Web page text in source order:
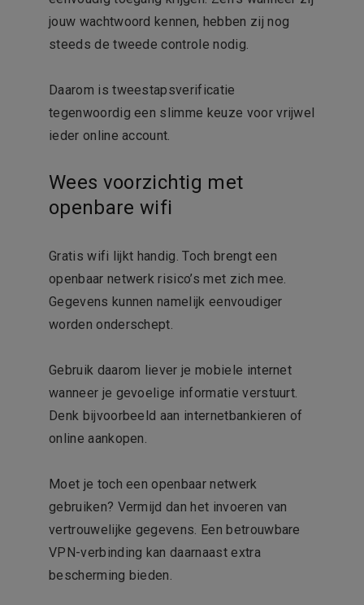
jouw wachtwoord kennen, hebben zij nog
steeds de tweede controle nodig.
Daarom is tweestapsverificatie
tegenwoordig een slimme keuze voor vrijwel
ieder online account.
Wees voorzichtig met
openbare wifi
Gratis wifi lijkt handig. Toch brengt een
openbaar netwerk risico’s met zich mee.
Gegevens kunnen namelijk eenvoudiger
worden onderschept.
Gebruik daarom liever je mobiele internet
wanneer je gevoelige informatie verstuurt.
Denk bijvoorbeeld aan internetbankieren of
online aankopen.
Moet je toch een openbaar netwerk
gebruiken? Vermijd dan het invoeren van
vertrouwelijke gegevens. Een betrouwbare
VPN-verbinding kan daarnaast extra
bescherming bieden.